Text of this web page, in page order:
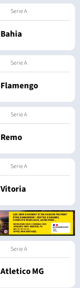
Serie A
Bahia
Serie A
Flamengo
Serie A
Remo
Serie A
Vitoria
Serie A
Atletico MG